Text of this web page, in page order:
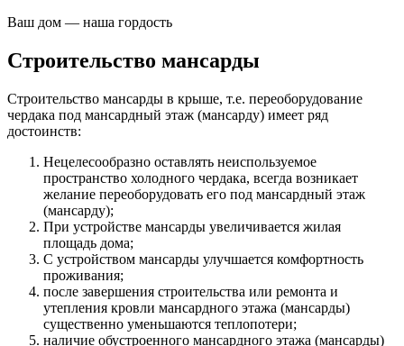
Ваш дом — наша гордость
Cтроительство мансарды
Строительство мансарды в крыше, т.е. переоборудование
чердака под мансардный этаж (мансарду) имеет ряд
достоинств:
Нецелесообразно оставлять неиспользуемое
пространство холодного чердака, всегда возникает
желание переоборудовать его под мансардный этаж
(мансарду);
При устройстве мансарды увеличивается жилая
площадь дома;
С устройством мансарды улучшается комфортность
проживания;
после завершения строительства или ремонта и
утепления кровли мансардного этажа (мансарды)
существенно уменьшаются теплопотери;
наличие обустроенного мансардного этажа (мансарды)